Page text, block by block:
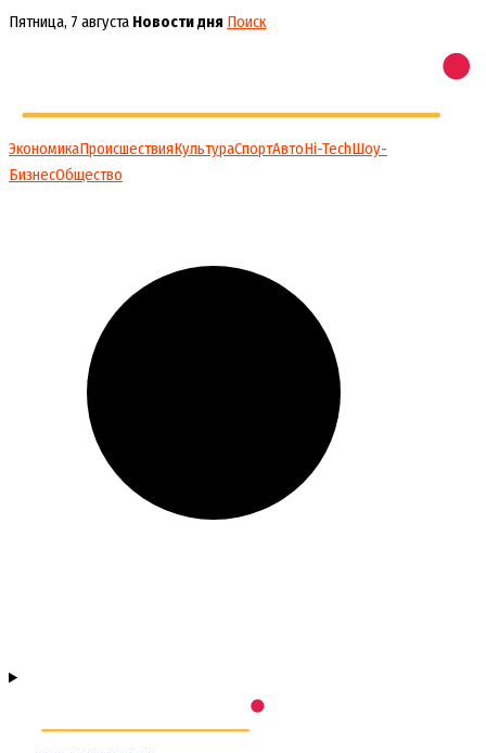
Перейти
Пятница, 7 августа Новости дня Поиск
ЭкономикаПроисшествияКультураСпортАвтоHi-TechШоу-
БизнесОбщество